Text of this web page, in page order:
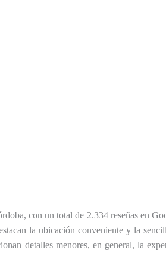
con un total de 2.334 reseñas en
la ubicación conveniente y la
detalles menores, en general, la